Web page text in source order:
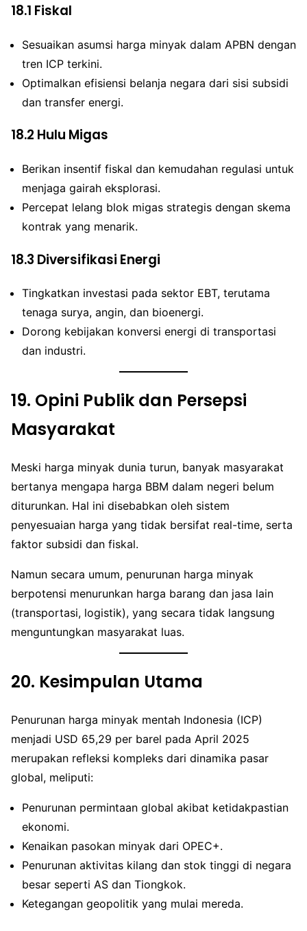
18.1 Fiskal
Sesuaikan asumsi harga minyak dalam APBN dengan
tren ICP terkini.
Optimalkan efisiensi belanja negara dari sisi subsidi
dan transfer energi.
18.2 Hulu Migas
Berikan insentif fiskal dan kemudahan regulasi untuk
menjaga gairah eksplorasi.
Percepat lelang blok migas strategis dengan skema
kontrak yang menarik.
18.3 Diversifikasi Energi
Tingkatkan investasi pada sektor EBT, terutama
tenaga surya, angin, dan bioenergi.
Dorong kebijakan konversi energi di transportasi
dan industri.
19. Opini Publik dan Persepsi
Masyarakat
Meski harga minyak dunia turun, banyak masyarakat
bertanya mengapa harga BBM dalam negeri belum
diturunkan. Hal ini disebabkan oleh sistem
penyesuaian harga yang tidak bersifat real-time, serta
faktor subsidi dan fiskal.
Namun secara umum, penurunan harga minyak
berpotensi menurunkan harga barang dan jasa lain
(transportasi, logistik), yang secara tidak langsung
menguntungkan masyarakat luas.
20. Kesimpulan Utama
Penurunan harga minyak mentah Indonesia (ICP)
menjadi USD 65,29 per barel pada April 2025
merupakan refleksi kompleks dari dinamika pasar
global, meliputi:
Penurunan permintaan global akibat ketidakpastian
ekonomi.
Kenaikan pasokan minyak dari OPEC+.
Penurunan aktivitas kilang dan stok tinggi di negara
besar seperti AS dan Tiongkok.
Ketegangan geopolitik yang mulai mereda.